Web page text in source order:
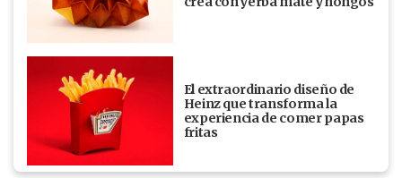
El extraordinario diseño de
Heinz que transforma la
experiencia de comer papas
fritas